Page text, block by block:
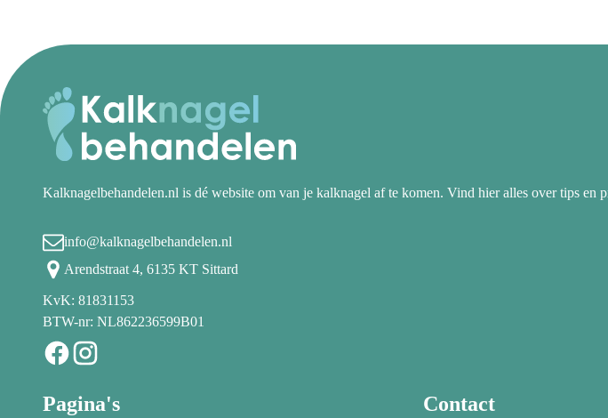
Kalknagelbehandelen.nl is dé website om van je kalknagel af te komen. Vind hier alles over tips
info@kalknagelbehandelen.nl
Arendstraat 4, 6135 KT Sittard
KvK: 81831153
BTW-nr: NL862236599B01
Pagina's Contact